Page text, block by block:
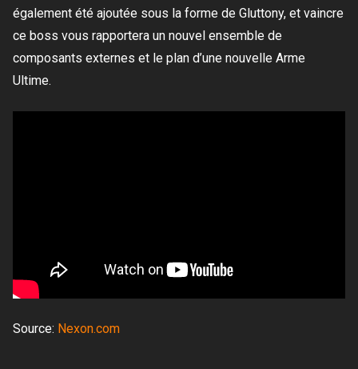
également été ajoutée sous la forme de Gluttony, et vaincre
ce boss vous rapportera un nouvel ensemble de
composants externes et le plan d’une nouvelle Arme
Ultime.
Source: Nexon.com